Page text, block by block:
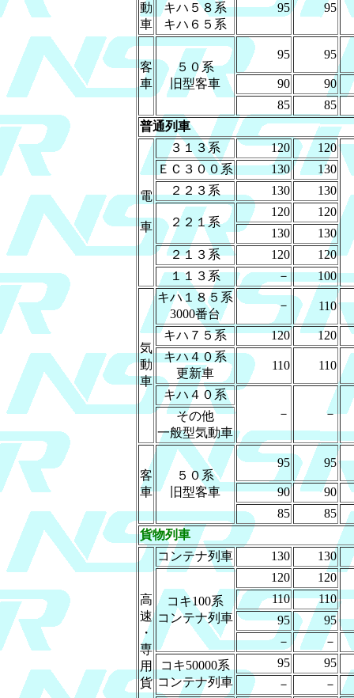
動
車
キハ５８系
キハ６５系
95 95
客
車
５０系
旧型客車
95 95
90
90
85
85
普通列車
電
車
３１３系 120
120
ＥＣ３００系
130
130
２２３系
130 130
２２１系
120
120
130
130
２１３系
120
120
１１３系
－ 100
気
動
車
キハ１８５系
3000番台
－ 110
キハ７５系 120
120
キハ４０系
更新車
110 110
キハ４０系
－
－
その他
一般型気動車
客
車
５０系
旧型客車
95 95
90
90
85
85
貨物列車
高
速
・
専
用
貨
コンテナ列車 130 130
コキ100系
コンテナ列車
120
120
110
110
95
95
－
－
コキ50000系
コンテナ列車
95
95
－
－